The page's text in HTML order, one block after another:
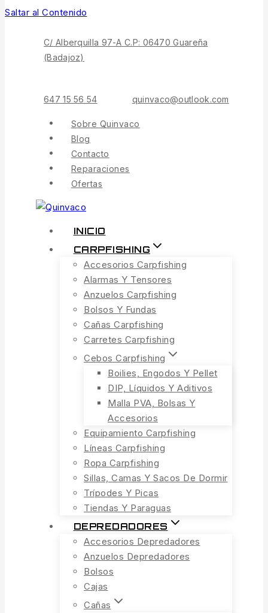
Saltar al Contenido
C/ Alberquilla 97-A C.P: 06470 Guareña
(Badajoz)
647 15 56 54 quinvaco@outlook.com
Sobre Quinvaco
Blog
Contacto
Reparaciones
Ofertas
INICIO
CARPFISHING
Accesorios Carpfishing
Alarmas Y Tensores
Anzuelos Carpfishing
Bolsos Y Fundas
Cañas Carpfishing
Carretes Carpfishing
Cebos Carpfishing
Boilies, Engodos Y Pellet
DIP, Líquidos Y Aditivos
Malla PVA, Bolsas Y
Accesorios
Equipamiento Carpfishing
Líneas Carpfishing
Ropa Carpfishing
Sillas, Camas Y Sacos De Dormir
Trípodes Y Picas
Tiendas Y Paraguas
DEPREDADORES
Accesorios Depredadores
Anzuelos Depredadores
Bolsos
Cajas
Cañas